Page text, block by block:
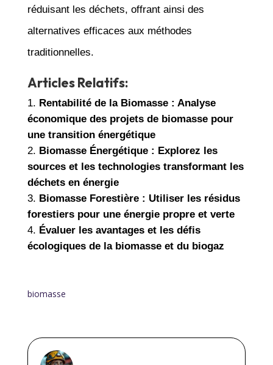
réduisant les déchets, offrant ainsi des
alternatives efficaces aux méthodes
traditionnelles.
Articles Relatifs:
Rentabilité de la Biomasse : Analyse
économique des projets de biomasse pour
une transition énergétique
Biomasse Énergétique : Explorez les
sources et les technologies transformant les
déchets en énergie
Biomasse Forestière : Utiliser les résidus
forestiers pour une énergie propre et verte
Évaluer les avantages et les défis
écologiques de la biomasse et du biogaz
biomasse